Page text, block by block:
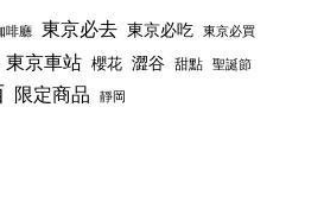
啡廳 東京必去 東京必吃 東京必買
東京車站 櫻花 澀谷 甜點 聖誕節
限定商品 靜岡